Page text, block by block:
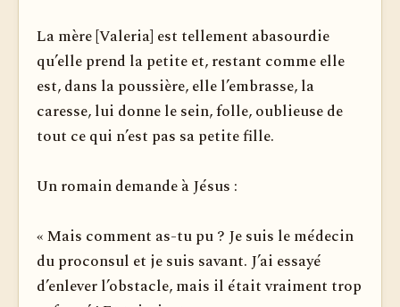
La mère [Valeria] est tellement abasourdie
qu’elle prend la petite et, restant comme elle
est, dans la poussière, elle l’embrasse, la
caresse, lui donne le sein, folle, oublieuse de
tout ce qui n’est pas sa petite fille.
Un romain demande à Jésus :
« Mais comment as-tu pu ? Je suis le médecin
du proconsul et je suis savant. J’ai essayé
d’enlever l’obstacle, mais il était vraiment trop